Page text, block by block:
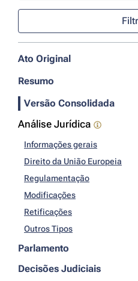
Use a tecla de seta para baixo
Ato Original
Resumo
Versão Consolidada
Análise Jurídica
Informações gerais
Direito da União Europeia
Regulamentação
Modificações
Retificações
Outros Tipos
Parlamento
Decisões Judiciais